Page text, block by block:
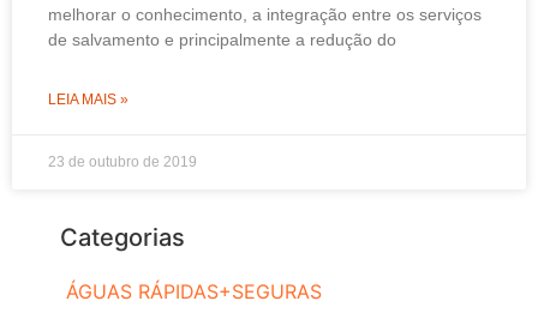
melhorar o conhecimento, a integração entre os serviços
de salvamento e principalmente a redução do
LEIA MAIS »
23 de outubro de 2019
Categorias
ÁGUAS RÁPIDAS+SEGURAS